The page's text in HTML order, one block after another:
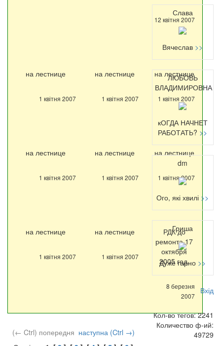
12 квітня 2007
на лестнице
1 квітня 2007
на лестнице
1 квітня 2007
на лестнице
1 квітня 2007
на лестнице
1 квітня 2007
на лестнице
1 квітня 2007
на лестнице
1 квітня 2007
на лестнице
1 квітня 2007
на лестнице
1 квітня 2007
РДК до
ремонта.17
октября
2005 год.
8 березня
2007
(← Ctrl) попередня наступна (Ctrl →)
Слава
Вячеслав >>
ЛЮБОВЬ
ВЛАДИМИРОВНА
кОГДА НАЧНЕТ
РАБОТАТЬ? >>
dm
Ого, які хвилі >>
Гриша
Дуже гарно >>
Вхід
Кол-во тегов: 2241
Количество ф-ий:
49729